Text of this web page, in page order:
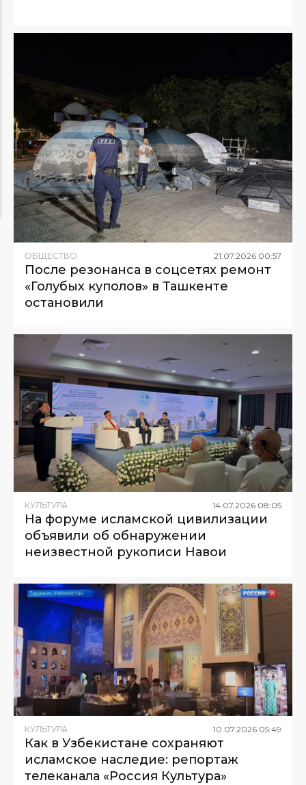
ОБЩЕСТВО 21.07.2026 00:57
После резонанса в соцсетях ремонт
«Голубых куполов» в Ташкенте
остановили
КУЛЬТУРА 14 07 2026 08:05
На форуме исламской цивилизации
объявили об обнаружении
неизвестной рукописи Навои
КУЛЬТУРА 10.07.2026 05:49
Как в Узбекистане сохраняют
исламское наследие: репортаж
телеканала «Россия Культура»